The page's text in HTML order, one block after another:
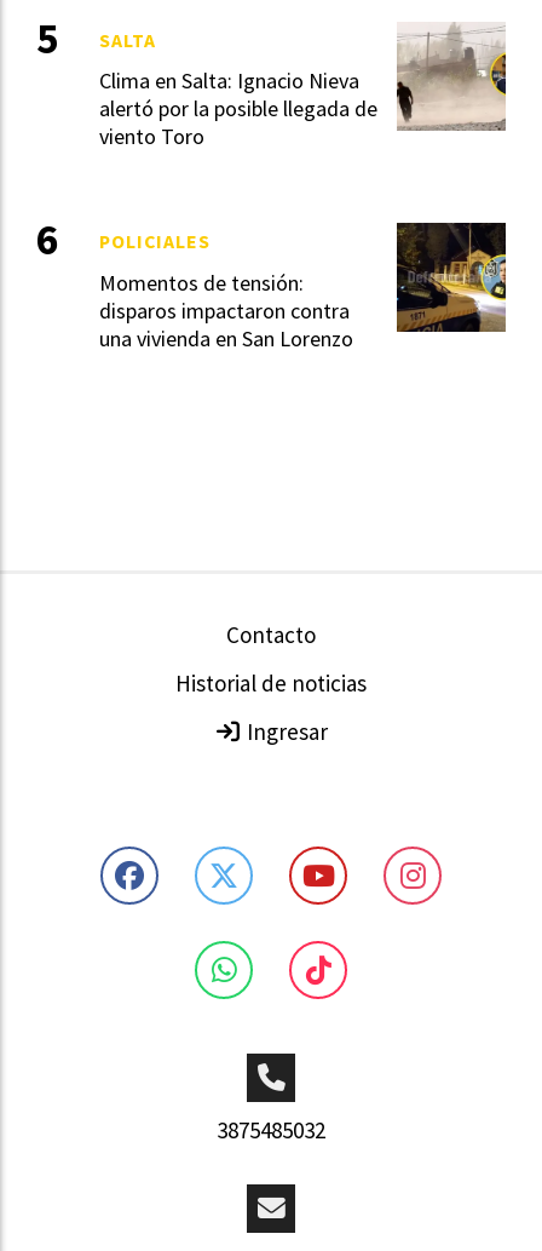
Clima en Salta: Ignacio Nieva
alertó por la posible llegada de
viento Toro
SALTA
Momentos de tensión:
disparos impactaron contra
una vivienda en San Lorenzo
POLICIALES
Contacto
Historial de noticias
Ingresar
3875485032